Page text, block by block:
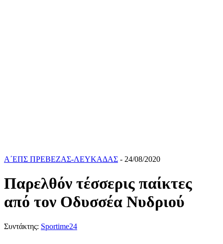
Α΄ΕΠΣ ΠΡΕΒΕΖΑΣ-ΛΕΥΚΑΔΑΣ - 24/08/2020
Παρελθόν τέσσερις παίκτες
από τον Οδυσσέα Νυδριού
Συντάκτης: Sportime24